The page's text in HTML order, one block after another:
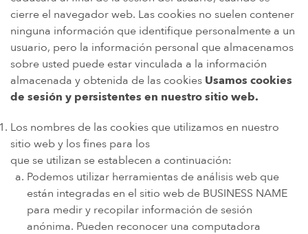
cierre el navegador web. Las cookies no suelen contener
ninguna información que identifique personalmente a un
usuario, pero la información personal que almacenamos
sobre usted puede estar vinculada a la información
almacenada y obtenida de las cookies Usamos cookies
de sesión y persistentes en nuestro sitio web.
Los nombres de las cookies que utilizamos en nuestro
sitio web y los fines para los
que se utilizan se establecen a continuación:
Podemos utilizar herramientas de análisis web que
están integradas en el sitio web de BUSINESS NAME
para medir y recopilar información de sesión
anónima. Pueden reconocer una computadora